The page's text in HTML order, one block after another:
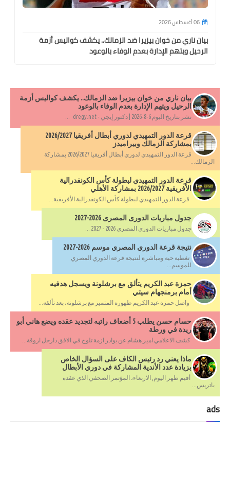
06 أغسطس 2026
بيان ناري من خوان بيزيرا ضد الزمالك.. يكشف كواليس أزمة
الرحيل ويتهم الإدارة بعدم الوفاء بالوعود
بيان ناري من خوان بيزيرا ضد الزمالك.. يكشف كواليس أزمة
الرحيل ويتهم الإدارة بعدم الوفاء بالوعود
نشر بتاريخ اليوم 6-8-2026 | دكتور إيجي - dregy.net ...
قرعة الدور التمهيدي لدوري أبطال أفريقيا 2026/2027
بمشاركة الزمالك وبيراميدز
قرعة الدور التمهيدي لدوري أبطال أفريقيا 2026/2027 بمشاركة
الزمالك...
قرعة الدور التمهيدي لبطولة كأس الكونفدرالية
الأفريقية 2026/2027 بمشاركة الأهلي
قرعة الدور التمهيدي لبطولة كأس الكونفدرالية الأفريقية...
جدول مباريات الدورى المصرى 2026-2027
جدول مباريات الدورى المصرى 2026 - 2027 ...
نتيجة قرعة الدوري المصري موسم 2026-2027
تغطية حية ومباشرة لنتيجة قرعة الدوري المصري
للموسم...
حمزة عبد الكريم يتألق مع برشلونة ويسجل هدفيه
أمام برمنجهام سيتي
واصل حمزة عبد الكريم ظهوره المتميز مع برشلونة، بعد تألقه...
حسام حسن يطلب 5 أضعاف راتبه لتجديد عقده ويضع هاني أبو
ريدة في ورطة
كشف الاعلامي امير هشام عن بوادر ازمة تلوح في الافق دارخل اروقة...
ماذا يعني رد رئيس الكاف على السؤال الخاص
بزيادة عدد الأندية المشاركة في دوري الأبطال
أقيم ظهر اليوم, الاربعاء، المؤتمر الصحفي الذي عقده
باتريس...
ads